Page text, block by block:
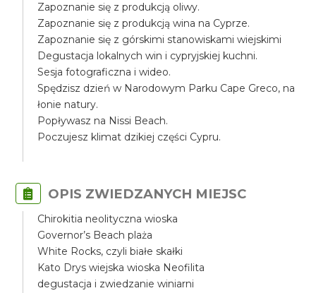
Zapoznanie się z produkcją oliwy.
Zapoznanie się z produkcją wina na Cyprze.
Zapoznanie się z górskimi stanowiskami wiejskimi
Degustacja lokalnych win i cypryjskiej kuchni.
Sesja fotograficzna i wideo.
Spędzisz dzień w Narodowym Parku Cape Greco, na
łonie natury.
Popływasz na Nissi Beach.
Poczujesz klimat dzikiej części Cypru.
OPIS ZWIEDZANYCH MIEJSC
Chirokitia neolityczna wioska
Governor’s Beach plaża
White Rocks, czyli białe skałki
Kato Drys wiejska wioska Neofilita
degustacja i zwiedzanie winiarni